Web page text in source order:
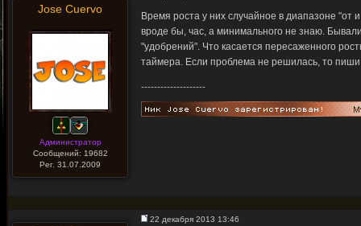
Jose Cuervo
Администратор
Сообщений: 19682
Рег. 31.07.2009
Время роста у них случайное в диапазоне
вроде бы, час, а минимального не знаю.
"удобрений". Что касается пересаженного
таймера. Если проблема не решилась, то
--------------------
22 декабря 2013 13:46